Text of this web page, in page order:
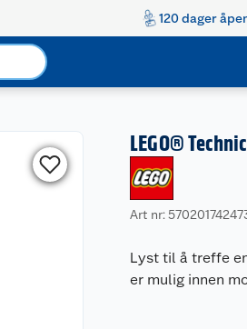
120 dager
LEGO®
Art nr:
Lyst til å treffe
er mulig innen